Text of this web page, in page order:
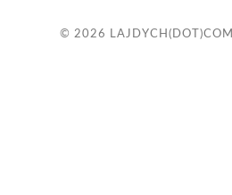
© 2026 LAJDYCH(DOT)COM